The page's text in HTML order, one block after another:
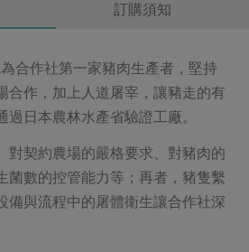
訂購須知
合作社第一家豬肉生產者，堅持
合作，加上人道屠宰，讓豬走的有
日本農林水產省驗證工廠。
對契約農場的嚴格要求、對豬肉的
菌數的控管能力等；再者，豬隻繫
備與流程中的屠體衛生讓合作社深